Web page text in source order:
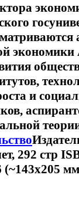
экономики
и
292 стр